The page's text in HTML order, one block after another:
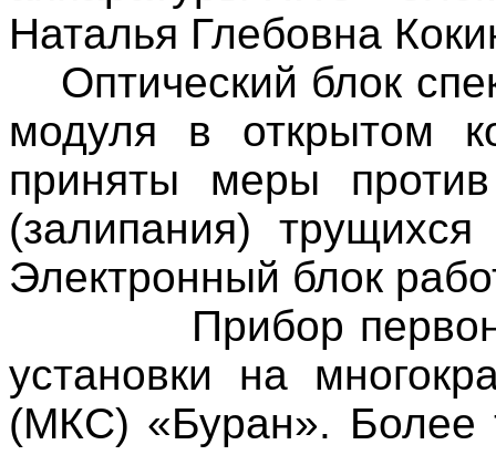
Наталья Глебовна
Оптический блок
модуля в открытом
приняты меры
(залипания)
Электронный блок
Прибор
установки на
(МКС) «Буран». Более